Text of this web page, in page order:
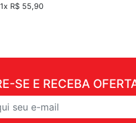
1x R$ 55,90
SE E RECEBA